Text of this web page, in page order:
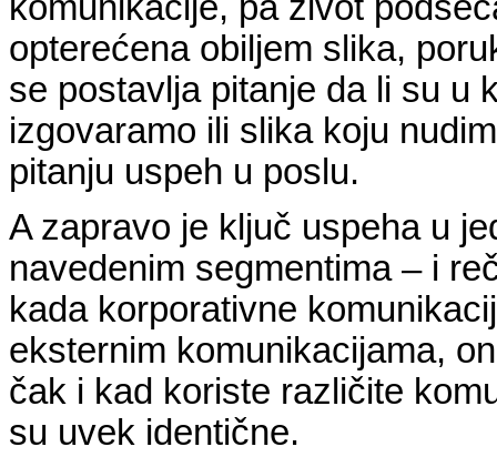
opterećena obiljem slika,
se postavlja pitanje da li su u
izgovaramo ili slika koju
pitanju uspeh u poslu.
A zapravo je ključ uspeha u
navedenim segmentima – i
kada korporativne
eksternim komunikacijama,
čak i kad koriste različite
su uvek identične.